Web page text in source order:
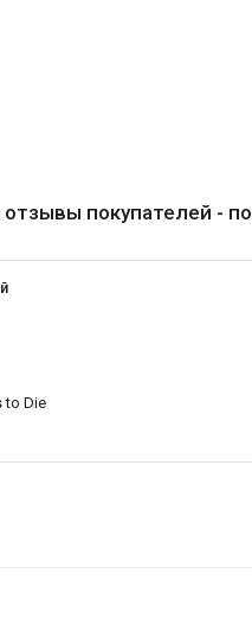
покупателей -
to Die